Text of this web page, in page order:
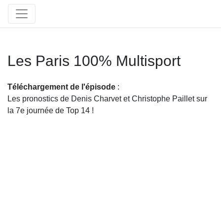
Les Paris 100% Multisport
Téléchargement de l'épisode :
Les pronostics de Denis Charvet et Christophe Paillet sur
la 7e journée de Top 14 !